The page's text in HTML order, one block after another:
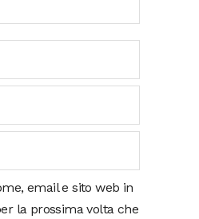
email e sito web in
la prossima volta che